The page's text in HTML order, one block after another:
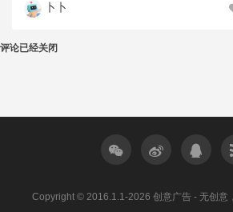
卜卜
评论已经关闭
Copyright © 2016.1.1-2026 创意广告 - 无创意